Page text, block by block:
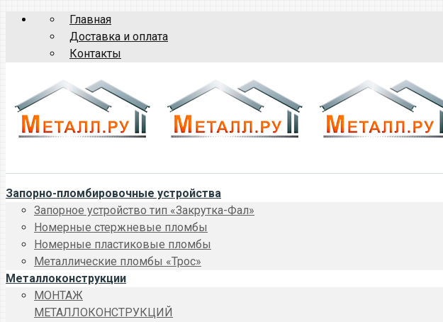
Главная
Доставка и оплата
Контакты
Запорно-пломбировочные устройства
Запорное устройство тип «Закрутка-Фал»
Номерные стержневые пломбы
Номерные пластиковые пломбы
Металлические пломбы «Трос»
Металлоконструкции
МОНТАЖ
МЕТАЛЛОКОНСТРУКЦИЙ